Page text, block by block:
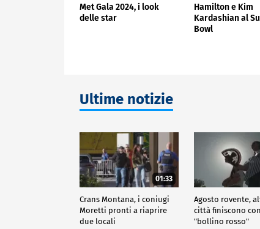
Met Gala 2024, i look
delle star
Hamilton e Kim
Kardashian al
Bowl
Ultime notizie
01:33
Crans Montana, i coniugi
Moretti pronti a riaprire
due locali
Agosto rovente,
città finiscono
"bollino rosso"